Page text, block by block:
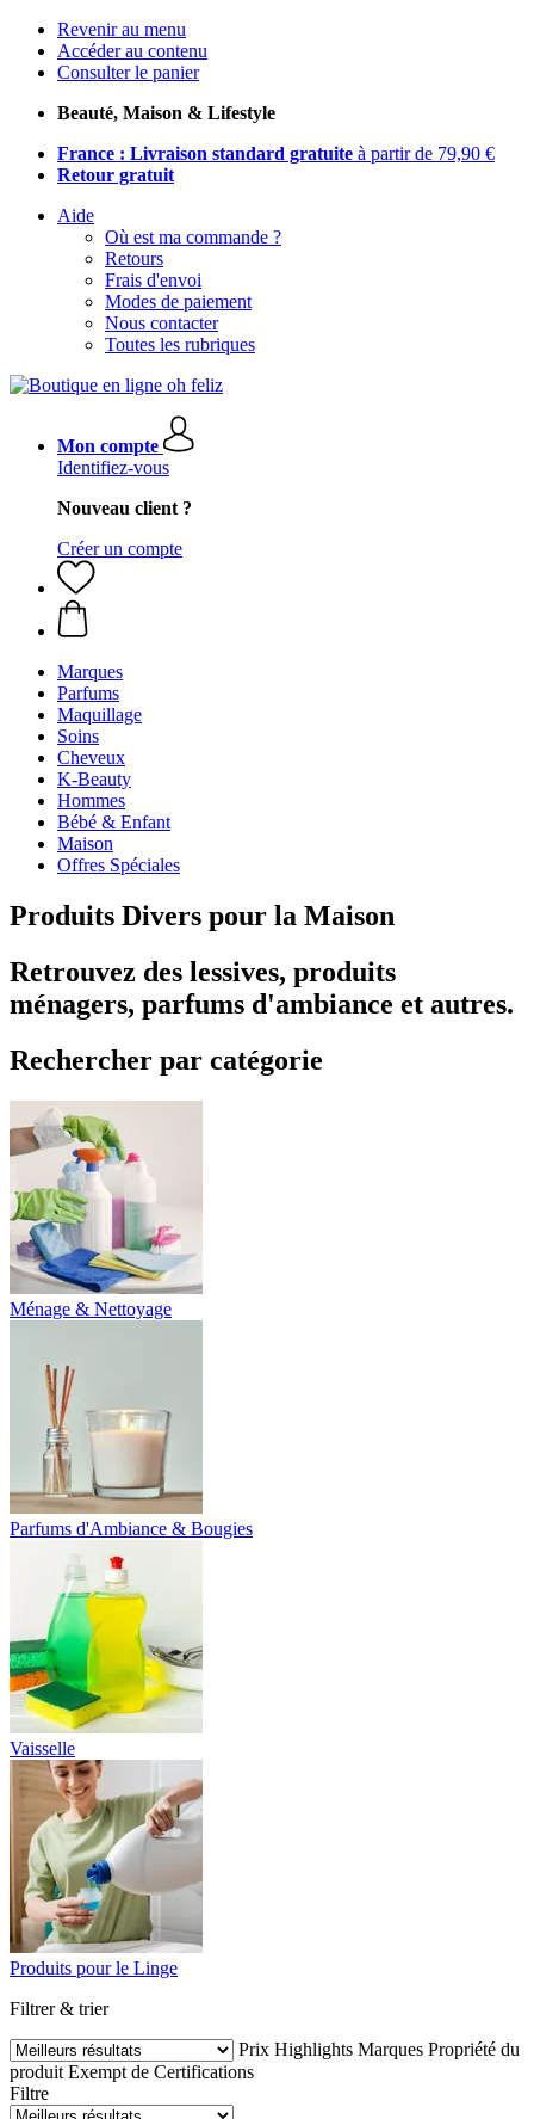
Revenir au menu
Accéder au contenu
Consulter le panier
Beauté, Maison & Lifestyle
France : Livraison standard gratuite à partir de 79,90 €
Retour gratuit
Aide
Où est ma commande ?
Retours
Frais d'envoi
Modes de paiement
Nous contacter
Toutes les rubriques
Mon compte
Identifiez-vous
Nouveau client ?
Créer un compte
Marques
Parfums
Maquillage
Soins
Cheveux
K-Beauty
Hommes
Bébé & Enfant
Maison
Offres Spéciales
Produits Divers pour la Maison
Retrouvez des lessives, produits
ménagers, parfums d'ambiance et autres.
Rechercher par catégorie
Ménage & Nettoyage
Parfums d'Ambiance & Bougies
Vaisselle
Produits pour le Linge
Filtrer & trier
Prix Highlights Marques Propriété du
produit Exempt de Certifications
Filtre